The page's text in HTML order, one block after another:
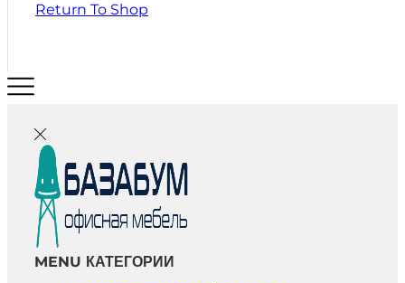
Return To Shop
MENU КАТЕГОРИИ